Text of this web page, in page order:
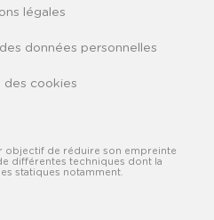
légales
données personnelles
des cookies
objectif de réduire son empreinte
différentes techniques dont la
statiques notamment.